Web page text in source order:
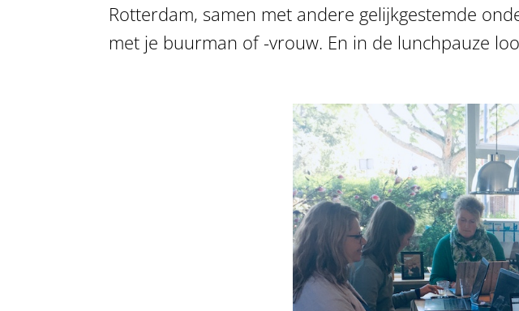
Rotterdam, samen met andere gelijkgestemde
met je buurman of -vrouw. En in de lunchpauze